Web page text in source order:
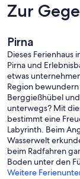
Zur
Pirna
Dieses Ferienhaus
Pirna und
etwas
Region
Berggießhübel
unterwegs? Mit
bestimmt eine
Labyrinth. Beim
Wasserwelt
beim Radfahren
Boden unter den
Weitere